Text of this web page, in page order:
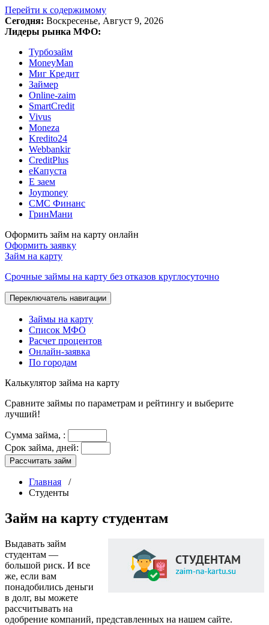
Перейти к содержимому
Сегодня: Воскресенье, Август 9, 2026
Лидеры рынка МФО:
Турбозайм
MoneyMan
Миг Кредит
Займер
Online-zaim
SmartCredit
Vivus
Moneza
Kredito24
Webbankir
CreditPlus
еКапуста
Е заем
Joymoney
СМС Финанс
ГринМани
Оформить займ на карту онлайн
Оформить заявку
Займ на карту
Срочные займы на карту без отказов круглосуточно
Переключатель навигации
Займы на карту
Список МФО
Расчет процентов
Онлайн-заявка
По городам
Калькулятор займа на карту
Сравните займы по параметрам и рейтингу и выберите
лучший!
Сумма займа, :
Срок займа, дней:
Рассчитать займ
Главная /
Студенты
Займ на карту студентам
Выдавать займ
студентам —
большой риск. И все
же, если вам
понадобились деньги
в долг, вы можете
рассчитывать на
одобрение компаний, представленных на нашем сайте.